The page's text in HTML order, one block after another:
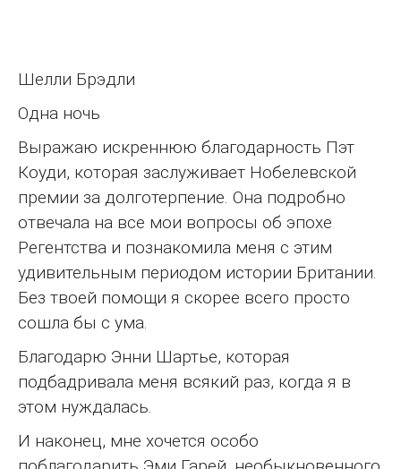
Шелли Брэдли
Одна ночь
Выражаю искреннюю благодарность Пэт
Коуди, которая заслуживает Нобелевской
премии за долготерпение. Она подробно
отвечала на все мои вопросы об эпохе
Регентства и познакомила меня с этим
удивительным периодом истории Британии.
Без твоей помощи я скорее всего просто
сошла бы с ума.
Благодарю Энни Шартье, которая
подбадривала меня всякий раз, когда я в
этом нуждалась.
И наконец, мне хочется особо